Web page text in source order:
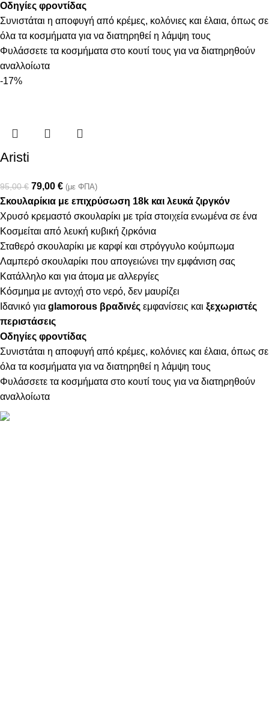
Οδηγίες φροντίδας
Συνιστάται η αποφυγή από κρέμες, κολόνιες και έλαια, όπως σε
όλα τα κοσμήματα για να διατηρηθεί η λάμψη τους
Φυλάσσετε τα κοσμήματα στο κουτί τους για να διατηρηθούν
αναλλοίωτα
-17%
Aristi
95,00€ 79,00 € (με ΦΠΑ)
Σκουλαρίκια με επιχρύσωση 18k και λευκά ζιργκόν
Χρυσό κρεμαστό σκουλαρίκι με τρία στοιχεία ενωμένα σε ένα
Κοσμείται από λευκή κυβική ζιρκόνια
Σταθερό σκουλαρίκι με καρφί και στρόγγυλο κούμπωμα
Λαμπερό σκουλαρίκι που απογειώνει την εμφάνιση σας
Κατάλληλο και για άτομα με αλλεργίες
Κόσμημα με αντοχή στο νερό, δεν μαυρίζει
Ιδανικό για glamorous βραδινές εμφανίσεις και ξεχωριστές
περιστάσεις
Οδηγίες φροντίδας
Συνιστάται η αποφυγή από κρέμες, κολόνιες και έλαια, όπως σε
όλα τα κοσμήματα για να διατηρηθεί η λάμψη τους
Φυλάσσετε τα κοσμήματα στο κουτί τους για να διατηρηθούν
αναλλοίωτα